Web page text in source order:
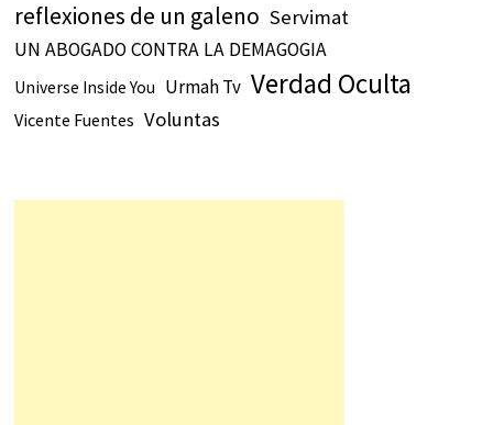
reflexiones de un galeno Servimat
UN ABOGADO CONTRA LA DEMAGOGIA
Universe Inside You Urmah Tv Verdad Oculta
Vicente Fuentes Voluntas